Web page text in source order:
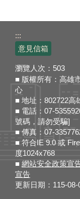
:::
意見信箱
瀏覽人次： 503
■ 版權所有：高雄
心
■ 地址：802722高
■ 電話：07-
號碼，請勿受騙]
■ 傳真：07-
■ 符合IE 9.0 或
度1024x768
■ 網站安全政策宣
宣告
更新日期： 115-08-